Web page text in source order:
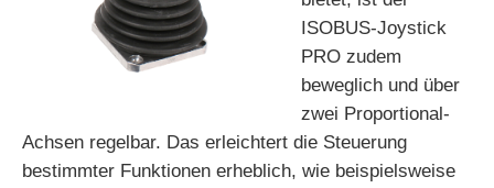
ISOBUS-Joystick
PRO zudem
beweglich und über
zwei Proportional-
Achsen regelbar. Das erleichtert die Steuerung
bestimmter Funktionen erheblich, wie beispielsweise